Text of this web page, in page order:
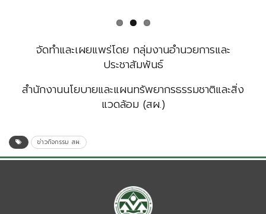
จัดทำและเผยแพร่โดย กลุ่มงานอำนวยการและ
ประชาสัมพันธ์
สำนักงานนโยบายและแผนทรัพยากรธรรมชาติและสิ่ง
แวดล้อม (สผ.)
ข่าวกิจกรรม สผ.